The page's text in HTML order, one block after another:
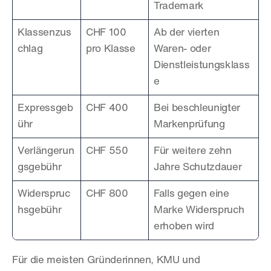
Trademark
Klassenzus
chlag
CHF 100
pro Klasse
Ab der vierten
Waren- oder
Dienstleistungsklass
e
Expressgeb
ühr
CHF 400
Bei beschleunigter
Markenprüfung
Verlängerun
gsgebühr
CHF 550
Für weitere zehn
Jahre Schutzdauer
Widerspruc
hsgebühr
CHF 800
Falls gegen eine
Marke Widerspruch
erhoben wird
Für die meisten Gründerinnen, KMU und